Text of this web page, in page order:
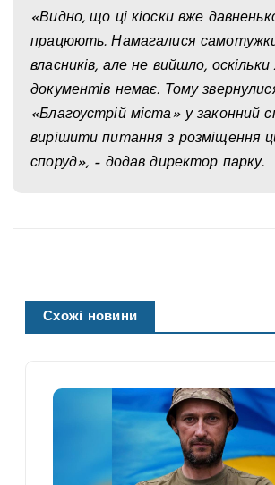
«Видно, що ці кіоски вже
працюють. Намагалися
власників, але не вийшло,
документів немає. Тому
«Благоустрій міста» у законний
вирішити питання з розміщення
споруд», – додав директор парку.
Схожі новини